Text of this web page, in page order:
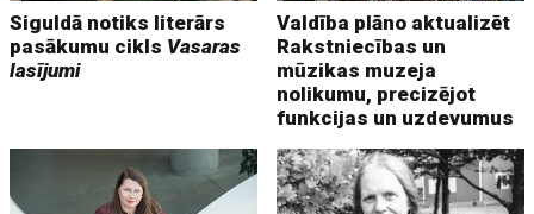
Siguldā notiks literārs
pasākumu cikls Vasaras
lasījumi
Valdība plāno aktualizēt
Rakstniecības un
mūzikas muzeja
nolikumu, precizējot
funkcijas un uzdevumus